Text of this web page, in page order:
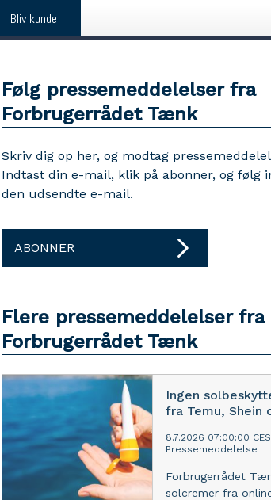
Bliv kunde
Følg pressemeddelelser fra
Forbrugerrådet Tænk
Skriv dig op her, og modtag
Indtast din e-mail, klik på abonner, og følg
den udsendte e-mail.
ABONNER
Flere pressemeddelelser fra
Forbrugerrådet Tænk
Ingen
fra Temu, Shein
8.7.2026 07:00:00
Pressemeddelelse
Forbrugerrådet
solcremer fra